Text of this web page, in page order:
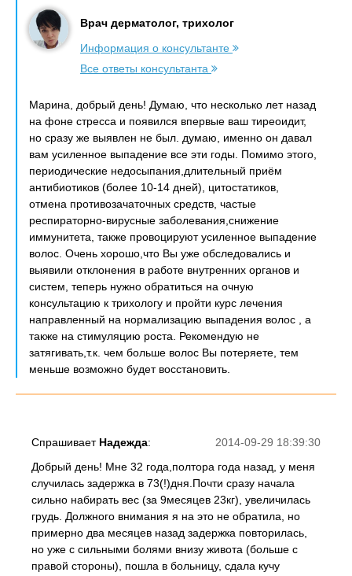
Врач дерматолог, трихолог
Информация о консультанте
Все ответы консультанта
Марина, добрый день! Думаю, что несколько лет назад
на фоне стресса и появился впервые ваш тиреоидит,
но сразу же выявлен не был. думаю, именно он давал
вам усиленное выпадение все эти годы. Помимо этого,
периодические недосыпания,длительный приём
антибиотиков (более 10-14 дней), цитостатиков,
отмена противозачаточных средств, частые
респираторно-вирусные заболевания,снижение
иммунитета, также провоцируют усиленное выпадение
волос. Очень хорошо,что Вы уже обследовались и
выявили отклонения в работе внутренних органов и
систем, теперь нужно обратиться на очную
консультацию к трихологу и пройти курс лечения
направленный на нормализацию выпадения волос , а
также на стимуляцию роста. Рекомендую не
затягивать,т.к. чем больше волос Вы потеряете, тем
меньше возможно будет восстановить.
2014-09-29 18:39:30
Спрашивает Надежда:
Добрый день! Мне 32 года,полтора года назад, у меня
случилась задержка в 73(!)дня.Почти сразу начала
сильно набирать вес (за 9месяцев 23кг), увеличилась
грудь. Должного внимания я на это не обратила, но
примерно два месяцев назад задержка повторилась,
но уже с сильными болями внизу живота (больше с
правой стороны), пошла в больницу, сдала кучу